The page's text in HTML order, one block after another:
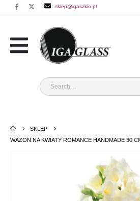
sklep@igaszklo.pl
SKLEP
WAZON NA KWIATY ROMANCE HANDMADE 30